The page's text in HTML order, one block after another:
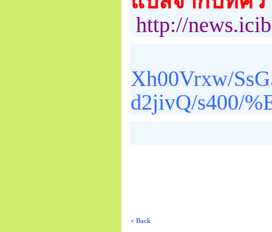
http://
Xh00Vrxw/
d2jivQ/s400/
« Back